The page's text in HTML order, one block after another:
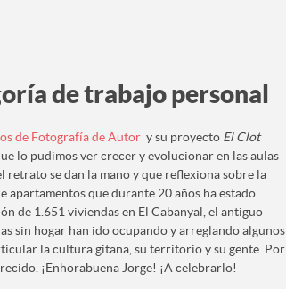
de trabajo personal
de Fotografía de Autory su proyecto El Clot
lo pudimos ver crecer y evolucionar en las aulas
se dan la mano y que reflexiona sobre la
apartamentos que durante 20 años ha estado
de 1.651 viviendas en El Cabanyal, el antiguo
sin hogar han ido ocupando y arreglando algunos
la cultura gitana, su territorio y su gente. Por
¡Enhorabuena Jorge! ¡A celebrarlo!